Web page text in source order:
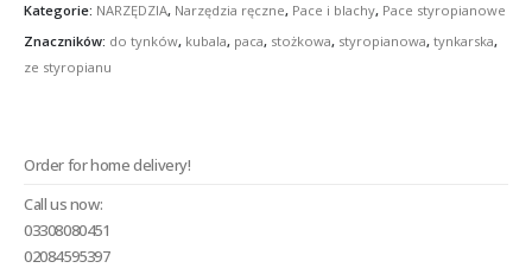
Kategorie: NARZĘDZIA, Narzędzia ręczne, Pace i blachy, Pace styropianowe
Znaczników: do tynków, kubala, paca, stożkowa, styropianowa, tynkarska,
ze styropianu
Order for home delivery!
Call us now:
03308080451
02084595397